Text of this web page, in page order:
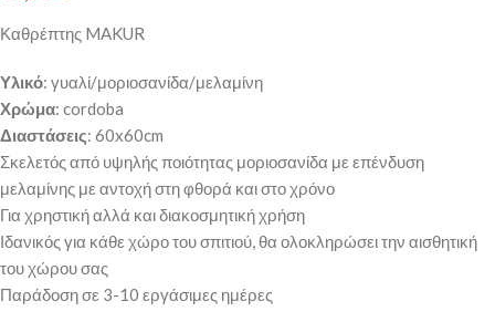
Καθρέπτης MAKUR
Υλικό: γυαλί/μοριοσανίδα/μελαμίνη
Χρώμα: cordoba
Διαστάσεις: 60x60cm
Σκελετός από υψηλής ποιότητας μοριοσανίδα με επένδυση
μελαμίνης με αντοχή στη φθορά και στο χρόνο
Για χρηστική αλλά και διακοσμητική χρήση
Ιδανικός για κάθε χώρο του σπιτιού, θα ολοκληρώσει την αισθητική
του χώρου σας
Παράδοση σε 3-10 εργάσιμες ημέρες